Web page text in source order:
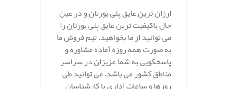
ارزان ترین عایق پلی یورتان و در عین
حال باکیفیت ترین عایق پلی یورتان را
می توانید از ما بخواهید. تیم فروش ما
به صورت همه روزه آماده مشاوره و
پاسخگویی به شما عزیزان در سراسر
مناطق کشور می باشد. می توانید طی